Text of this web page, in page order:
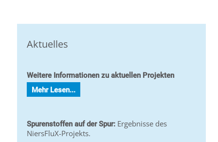
Aktuelles
Weitere Informationen zu aktuellen Projekten
Mehr Lesen...
Spurenstoffen auf der Spur: Ergebnisse des
NiersFluX-Projekts.